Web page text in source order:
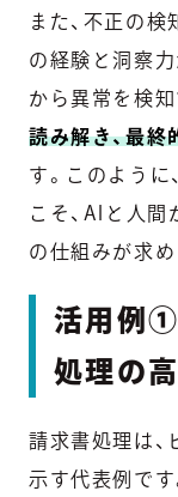
また、不正の検
の経験と洞察
から異常を検知
読み解き、最
す。このように
こそ、AIと人
の仕組みが求め
活用例①
処理の
請求書処理は
示す代表例です